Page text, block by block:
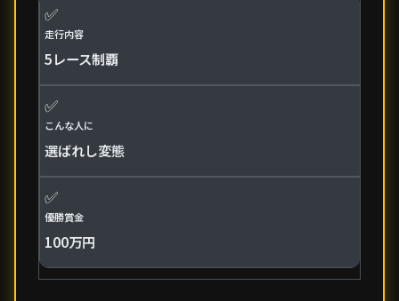
✅
走行内容
5レース制覇
✅
こんな人に
選ばれし変態
✅
優勝賞金
100万円